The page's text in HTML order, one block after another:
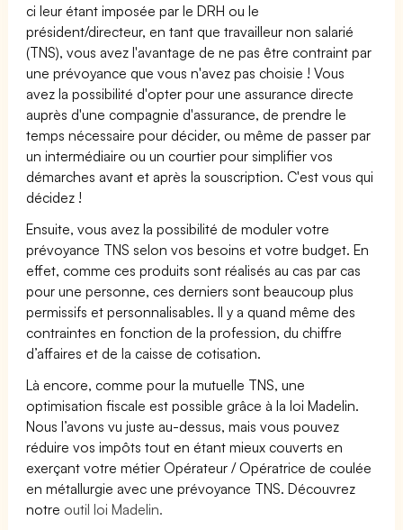
ci leur étant imposée par le DRH ou le
président/directeur, en tant que travailleur non salarié
(TNS), vous avez l'avantage de ne pas être contraint par
une prévoyance que vous n'avez pas choisie ! Vous
avez la possibilité d'opter pour une assurance directe
auprès d'une compagnie d'assurance, de prendre le
temps nécessaire pour décider, ou même de passer par
un intermédiaire ou un courtier pour simplifier vos
démarches avant et après la souscription. C'est vous qui
décidez !
Ensuite, vous avez la possibilité de moduler votre
prévoyance TNS selon vos besoins et votre budget. En
effet, comme ces produits sont réalisés au cas par cas
pour une personne, ces derniers sont beaucoup plus
permissifs et personnalisables. Il y a quand même des
contraintes en fonction de la profession, du chiffre
d’affaires et de la caisse de cotisation.
Là encore, comme pour la mutuelle TNS, une
optimisation fiscale est possible grâce à la loi Madelin.
Nous l’avons vu juste au-dessus, mais vous pouvez
réduire vos impôts tout en étant mieux couverts en
exerçant votre métier Opérateur / Opératrice de coulée
en métallurgie avec une prévoyance TNS. Découvrez
notre outil loi Madelin.